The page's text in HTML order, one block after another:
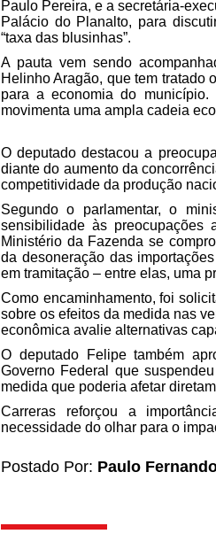
Paulo Pereira, e a secretária-
Palácio do Planalto, para
“taxa das blusinhas”.
A pauta vem sendo
Helinho Aragão, que tem tratado
para a economia do
movimenta uma ampla cadeia
O deputado destacou a
diante do aumento da
competitividade da produção
Segundo o parlamentar, o
sensibilidade às preocupações
Ministério da Fazenda se
da desoneração das
em tramitação – entre elas, uma
Como encaminhamento, foi
sobre os efeitos da medida nas
econômica avalie alternativas
O deputado Felipe também
Governo Federal que
medida que poderia afetar
Carreras reforçou a
necessidade do olhar para o
Postado Por: Paulo